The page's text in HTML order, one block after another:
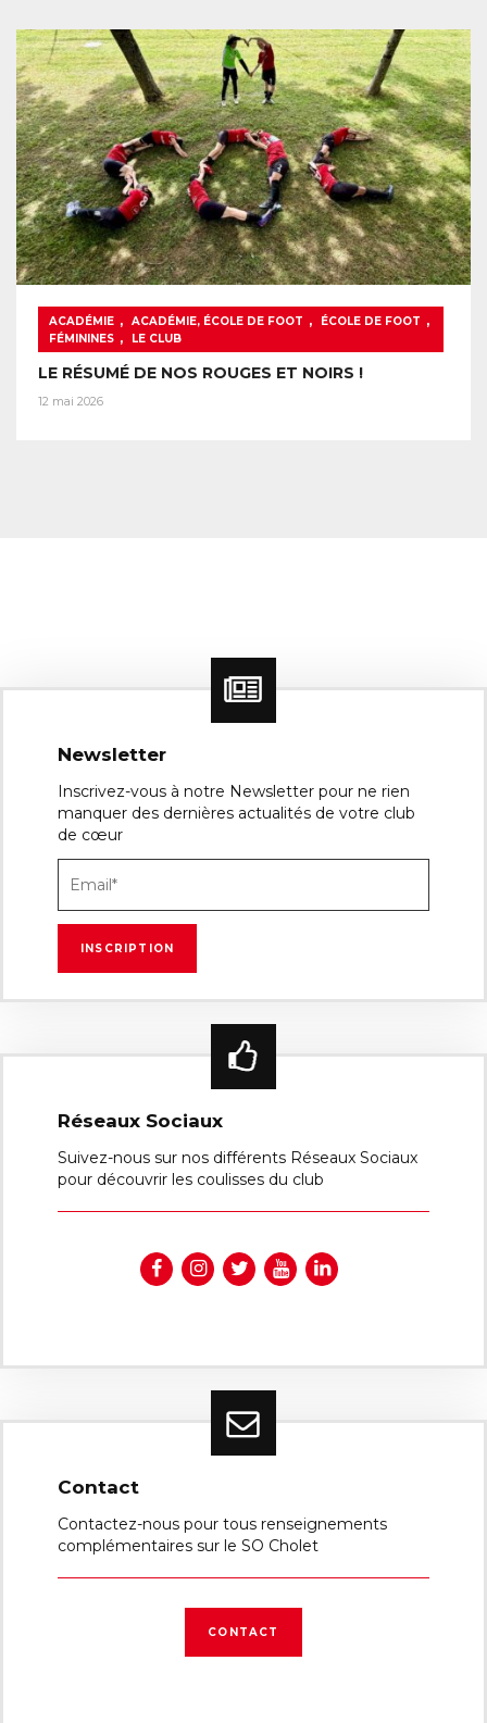
ACADÉMIE , ACADÉMIE, ÉCOLE DE FOOT , ÉCOLE DE FOOT ,
FÉMININES , LE CLUB
LE RÉSUMÉ DE NOS ROUGES ET NOIRS !
12 mai 2026
Newsletter
Inscrivez-vous à notre Newsletter pour ne rien
manquer des dernières actualités de votre club
de cœur
Réseaux Sociaux
Suivez-nous sur nos différents Réseaux Sociaux
pour découvrir les coulisses du club
Contact
Contactez-nous pour tous renseignements
complémentaires sur le SO Cholet
CONTACT